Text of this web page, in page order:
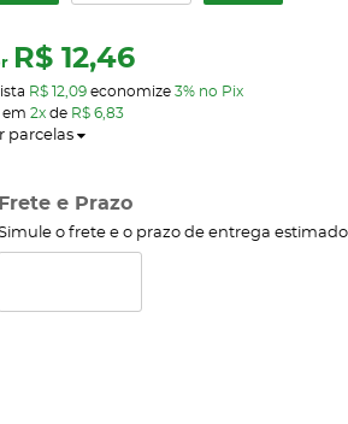
R$ 12,46
R$ 12,09economize 3% no Pix
em 2xde R$ 6,83
parcelas
Frete e Prazo
o frete e o prazo de entrega